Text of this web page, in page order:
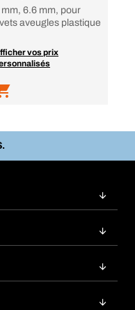
mm, 6.6 mm, pour
aveugles plastique
vos prix